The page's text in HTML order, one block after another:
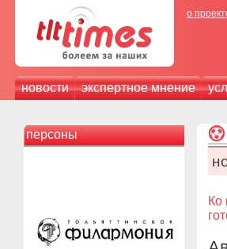
о
новости экспертное мнение
персоны
Ко